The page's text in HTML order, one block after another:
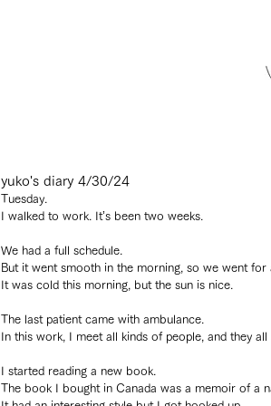
yuko's diary 4/30/24
Tuesday.
I walked to work. It’s been two weeks.
We had a full schedule.
But it went smooth in the morning, so we went for
It was cold this morning, but the sun is nice.
The last patient came with ambulance.
In this work, I meet all kinds of people, and they all
I started reading a new book.
The book I bought in Canada was a memoir of a